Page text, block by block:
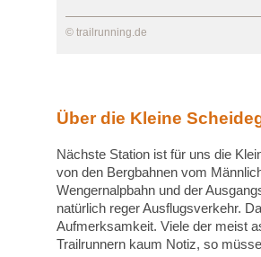
© trailrunning.de
Über die Kleine
Nächste Station ist für uns die
von den Bergbahnen vom
Wengernalpbahn und der
natürlich reger Ausflugsverkehr.
Aufmerksamkeit. Viele der meist
Trailrunnern kaum Notiz, so